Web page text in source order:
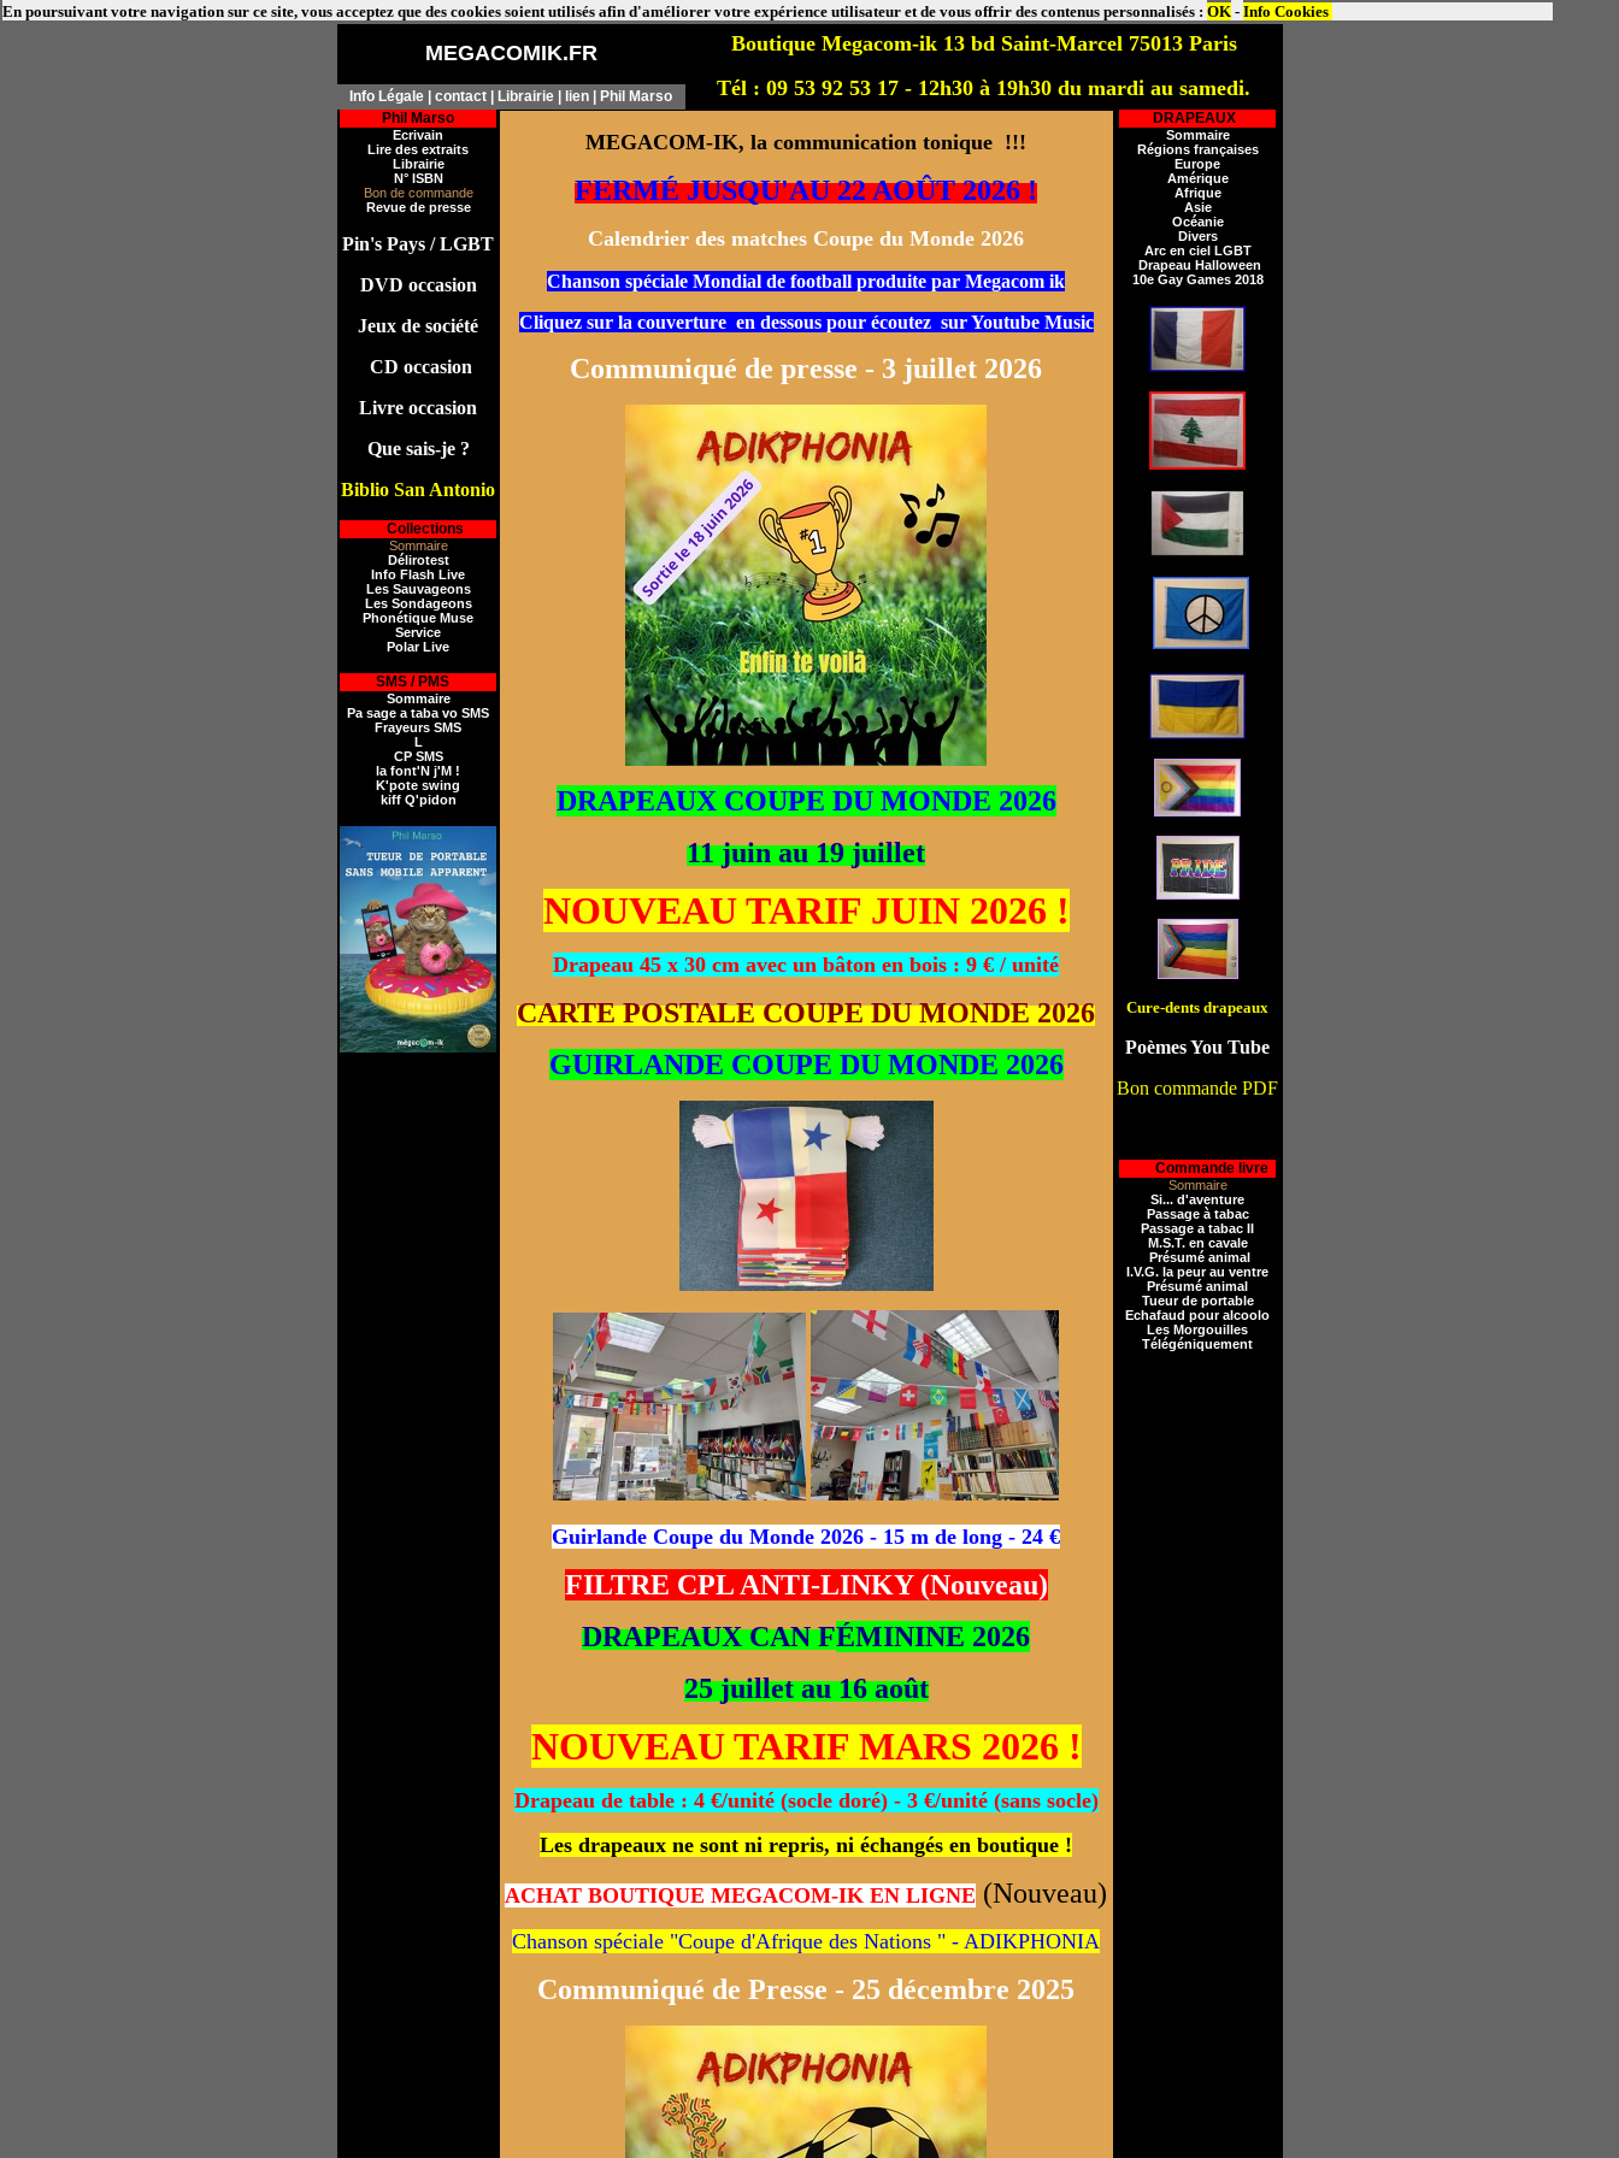
En poursuivant votre navigation sur ce site, vous acceptez que des cookies soient utilisés afin d'améliorer votre expérience utilisateur et de vous offrir des contenus personnalisés : OK - Info Cookies
MEGACOMIK.FR
Boutique Megacom-ik 13 bd Saint-Marcel 75013 Paris
Tél : 09 53 92 53 17 - 12h30 à 19h30 du mardi au samedi.
Info Légale | contact Librairie| lien | Phil Marso
Phil Marso
Ecrivain
Lire des extraits
Librairie
N° ISBN
Bon de commande
Revue de presse
Pin's Pays / LGBT
DVD occasion
Jeux de société
CD occasion
Livre occasion
Que sais-je ?
Biblio San Antonio
Collections
Sommaire
Délirotest
Info Flash Live
Les Sauvageons
Les Sondageons
Phonétique Muse
Service
Polar Live
SMS / PMS
Sommaire
Pa sage a taba vo SMS
Frayeurs SMS
L
CP SMS
la font'N j'M !
K'pote swing
kiff Q'pidon
MEGACOM-IK, la communication tonique !!!
FERMÉ JUSQU'AU 22 AOÛT 2026 !
Calendrier des matches Coupe du Monde 2026
Chanson spéciale Mondial de football produite par Megacom ik
Cliquez sur la couverture en dessous pour écoutez sur Youtube Music
Communiqué de presse - 3 juillet 2026
DRAPEAUX COUPE DU MONDE 2026
11 juin au 19 juillet
NOUVEAU TARIF JUIN 2026 !
Drapeau 45 x 30 cm avec un bâton en bois : 9 € / unité
CARTE POSTALE COUPE DU MONDE 2026
GUIRLANDE COUPE DU MONDE 2026
Guirlande Coupe du Monde 2026 - 15 m de long - 24 €
FILTRE CPL ANTI-LINKY (Nouveau)
DRAPEAUX CAN FÉMININE 2026
25 juillet au 16 août
NOUVEAU TARIF MARS 2026 !
Drapeau de table : 4 €/unité (socle doré) - 3 €/unité (sans socle)
Les drapeaux ne sont ni repris, ni échangés en boutique !
ACHAT BOUTIQUE MEGACOM-IK EN LIGNE (Nouveau)
Chanson spéciale "Coupe d'Afrique des Nations " - ADIKPHONIA
Communiqué de Presse - 25 décembre 2025
DRAPEAUX
Sommaire
Régions françaises
Europe
Amérique
Afrique
Asie
Océanie
Divers
Arc en ciel LGBT
Drapeau Halloween
10e Gay Games 2018
Cure-dents drapeaux
Poèmes You Tube
Bon commande PDF
Commande livre
Sommaire
Si... d'aventure
Passage à tabac
Passage a tabac II
M.S.T. en cavale
Présumé animal
I.V.G. la peur au ventre
Présumé animal
Tueur de portable
Echafaud pour alcoolo
Les Morgouilles
Télégéniquement